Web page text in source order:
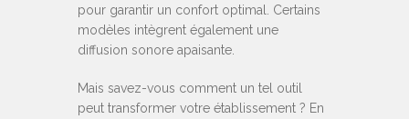
pour garantir un confort optimal. Certains
modèles intègrent également une
diffusion sonore apaisante.
Mais savez-vous comment un tel outil
peut transformer votre établissement ? En